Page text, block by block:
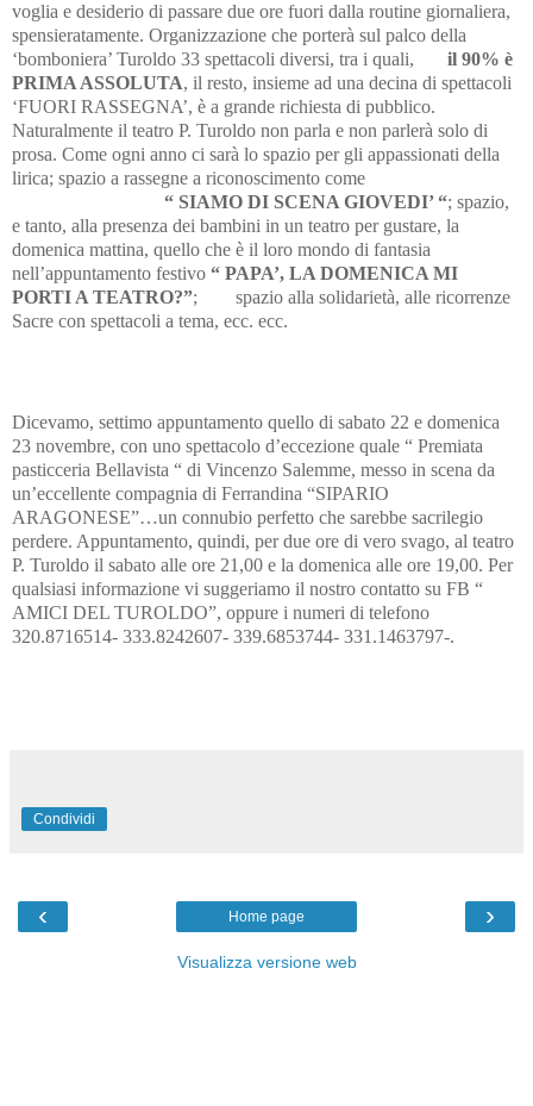
voglia e desiderio di passare due ore fuori dalla routine giornaliera,
spensieratamente. Organizzazione che porterà sul palco della
‘bomboniera’ Turoldo 33 spettacoli diversi, tra i quali, il 90% è
PRIMA ASSOLUTA, il resto, insieme ad una decina di spettacoli
‘FUORI RASSEGNA’, è a grande richiesta di pubblico.
Naturalmente il teatro P. Turoldo non parla e non parlerà solo di
prosa. Come ogni anno ci sarà lo spazio per gli appassionati della
lirica; spazio a rassegne a riconoscimento come
“ SIAMO DI SCENA GIOVEDI’ “; spazio,
e tanto, alla presenza dei bambini in un teatro per gustare, la
domenica mattina, quello che è il loro mondo di fantasia
nell’appuntamento festivo “ PAPA’, LA DOMENICA MI
PORTI A TEATRO?”; spazio alla solidarietà, alle ricorrenze
Sacre con spettacoli a tema, ecc. ecc.
Dicevamo, settimo appuntamento quello di sabato 22 e domenica
23 novembre, con uno spettacolo d’eccezione quale “ Premiata
pasticceria Bellavista “ di Vincenzo Salemme, messo in scena da
un’eccellente compagnia di Ferrandina “SIPARIO
ARAGONESE”…un connubio perfetto che sarebbe sacrilegio
perdere. Appuntamento, quindi, per due ore di vero svago, al teatro
P. Turoldo il sabato alle ore 21,00 e la domenica alle ore 19,00. Per
qualsiasi informazione vi suggeriamo il nostro contatto su FB “
AMICI DEL TUROLDO”, oppure i numeri di telefono
320.8716514- 333.8242607- 339.6853744- 331.1463797-.
Condividi
‹ ›
Home page
Visualizza versione web